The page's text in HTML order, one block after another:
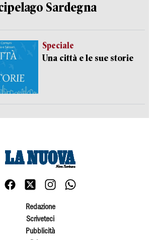
Sardegna
Speciale
Una città e le sue storie
Redazione
Scriveteci
Pubblicità